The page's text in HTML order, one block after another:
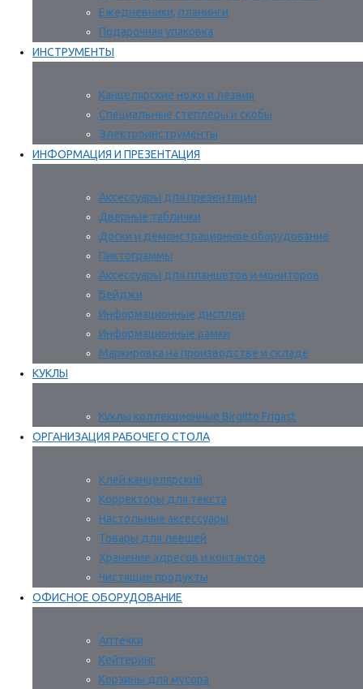
Ежедневники, планинги
Подарочная упаковка
ИНСТРУМЕНТЫ
Канцелярские ножи и лезвия
Специальные степлеры и скобы
Электроинструменты
ИНФОРМАЦИЯ И ПРЕЗЕНТАЦИЯ
Аксессуары для презентации
Дверные таблички
Доски и демонстрационное оборудование
Пиктограммы
Аксессуары для планшетов и мониторов
Бейджи
Информационные дисплеи
Информационные рамки
Маркировка на производстве и складе
КУКЛЫ
Куклы коллекционные Birgitte Frigast
ОРГАНИЗАЦИЯ РАБОЧЕГО СТОЛА
Клей канцелярский
Корректоры для текста
Настольные аксессуары
Товары для левшей
Хранение адресов и контактов
Чистящие продукты
ОФИСНОЕ ОБОРУДОВАНИЕ
Аптечки
Кейтеринг
Корзины для мусора